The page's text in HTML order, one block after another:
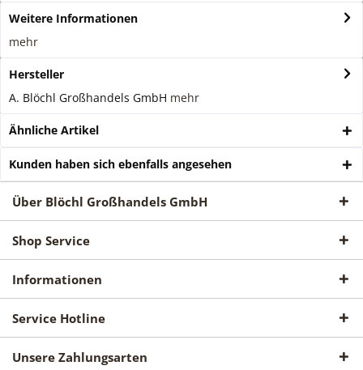
Weitere Informationen
mehr
Hersteller
A. Blöchl Großhandels GmbH mehr
Ähnliche Artikel
Kunden haben sich ebenfalls angesehen
Über Blöchl Großhandels GmbH
Shop Service
Informationen
Service Hotline
Unsere Zahlungsarten